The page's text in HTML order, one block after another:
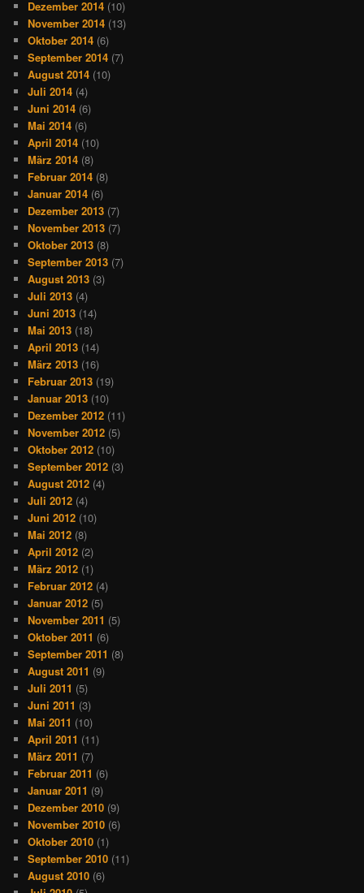
Dezember 2014 (10)
November 2014 (13)
Oktober 2014 (6)
September 2014 (7)
August 2014 (10)
Juli 2014 (4)
Juni 2014 (6)
Mai 2014 (6)
April 2014 (10)
März 2014 (8)
Februar 2014 (8)
Januar 2014 (6)
Dezember 2013 (7)
November 2013 (7)
Oktober 2013 (8)
September 2013 (7)
August 2013 (3)
Juli 2013 (4)
Juni 2013 (14)
Mai 2013 (18)
April 2013 (14)
März 2013 (16)
Februar 2013 (19)
Januar 2013 (10)
Dezember 2012 (11)
November 2012 (5)
Oktober 2012 (10)
September 2012 (3)
August 2012 (4)
Juli 2012 (4)
Juni 2012 (10)
Mai 2012 (8)
April 2012 (2)
März 2012 (1)
Februar 2012 (4)
Januar 2012 (5)
November 2011 (5)
Oktober 2011 (6)
September 2011 (8)
August 2011 (9)
Juli 2011 (5)
Juni 2011 (3)
Mai 2011 (10)
April 2011 (11)
März 2011 (7)
Februar 2011 (6)
Januar 2011 (9)
Dezember 2010 (9)
November 2010 (6)
Oktober 2010 (1)
September 2010 (11)
August 2010 (6)